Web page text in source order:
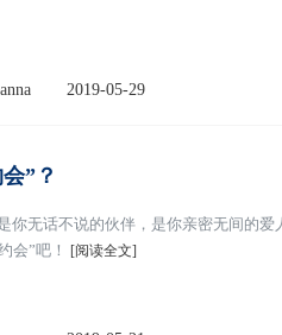
2019-05-29
”？
你无话不说的伙伴，是你亲密无间的
会”吧！
[阅读全文]